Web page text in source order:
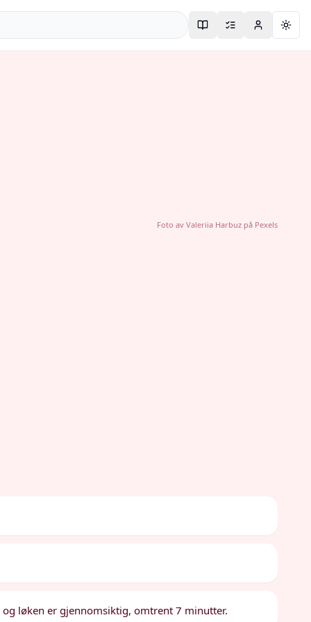
Foto av Valeriia Harbuzpå Pexels
løken er gjennomsiktig, omtrent 7 minutter.